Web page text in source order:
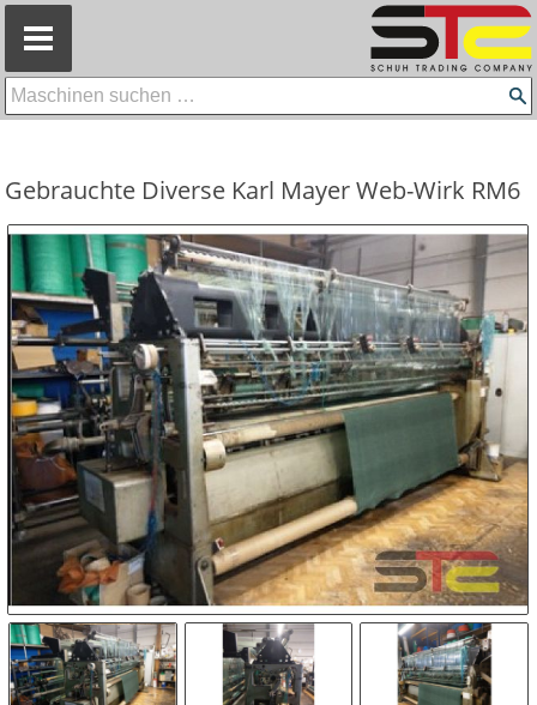
Gebrauchte Diverse Karl Mayer Web-Wirk RM6